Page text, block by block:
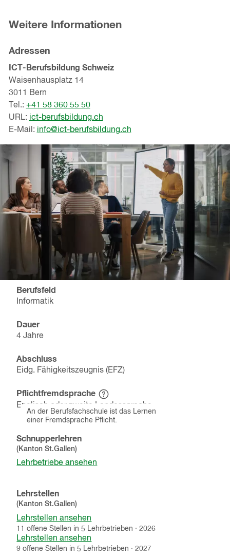
Weitere Informationen
Adressen
ICT-Berufsbildung Schweiz
Waisenhausplatz 14
3011 Bern
Tel.: +41 58 360 55 50
URL: ict-berufsbildung.ch
E-Mail: info@ict-berufsbildung.ch
Berufsfeld
Informatik
Dauer
4 Jahre
Abschluss
Eidg. Fähigkeitszeugnis (EFZ)
Pflichtfremdsprache
Hinweistext
einblenden
An der Berufsfachschule ist das Lernen
einer Fremdsprache Pflicht.
Englisch oder zweite Landessprache
Schnupperlehren
(KantonSt.Gallen)
Lehrbetriebe ansehen
Lehrstellen
(KantonSt.Gallen)
Lehrstellen ansehen
11 offeneStellen in5 Lehrbetrieben ·2026
Lehrstellen ansehen
9 offeneStellen in5 Lehrbetrieben ·2027